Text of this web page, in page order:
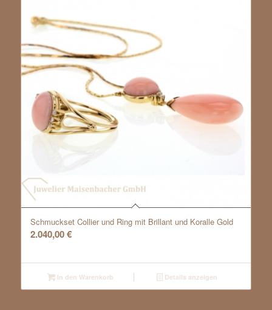
Schmuckset Collier und Ring mit Brillant und Koralle Gold
2.040,00€
In den Warenkorb Details anzeigen